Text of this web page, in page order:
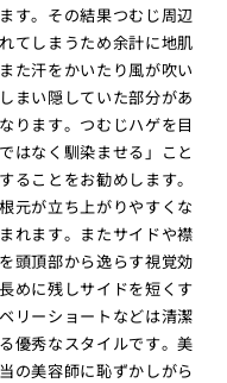
す。その結果つむじ周辺
てしまうため余計に地肌
た汗をかいたり風が吹い
まい隠していた部分があ
ります。つむじハゲを目
はなく馴染ませる」こと
ることをお勧めします。
元が立ち上がりやすくな
れます。またサイドや襟
頭頂部から逸らす視覚効
めに残しサイドを短くす
リーショートなどは清潔
優秀なスタイルです。美
の美容師に恥ずかしがら